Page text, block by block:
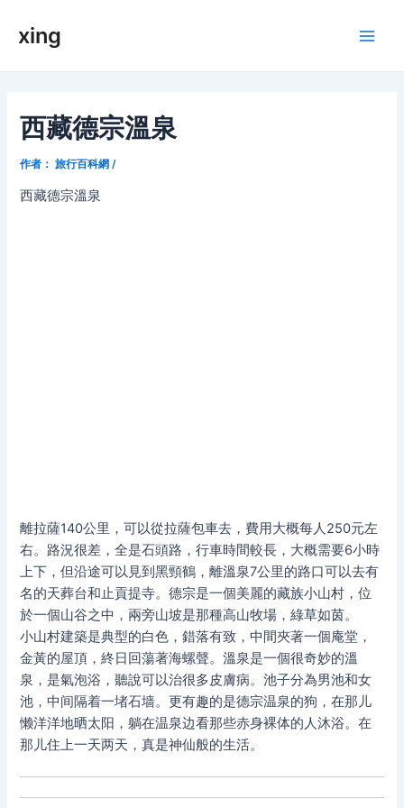
xing
西藏德宗溫泉
作者： 旅行百科網 /
西藏德宗溫泉
離拉薩140公里，可以從拉薩包車去，費用大概每人250元左
右。路況很差，全是石頭路，行車時間較長，大概需要6小時
上下，但沿途可以見到黑頸鶴，離溫泉7公里的路口可以去有
名的天葬台和止貢提寺。德宗是一個美麗的藏族小山村，位
於一個山谷之中，兩旁山坡是那種高山牧場，綠草如茵。
小山村建築是典型的白色，錯落有致，中間夾著一個庵堂，
金黃的屋頂，終日回蕩著海螺聲。溫泉是一個很奇妙的溫
泉，是氣泡浴，聽說可以治很多皮膚病。池子分為男池和女
池，中间隔着一堵石墙。更有趣的是德宗温泉的狗，在那儿
懒洋洋地晒太阳，躺在温泉边看那些赤身裸体的人沐浴。在
那儿住上一天两天，真是神仙般的生活。